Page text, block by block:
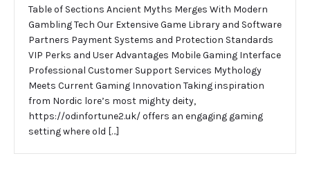
Table of Sections Ancient Myths Merges With Modern
Gambling Tech Our Extensive Game Library and Software
Partners Payment Systems and Protection Standards
VIP Perks and User Advantages Mobile Gaming Interface
Professional Customer Support Services Mythology
Meets Current Gaming Innovation Taking inspiration
from Nordic lore’s most mighty deity,
https://odinfortune2.uk/ offers an engaging gaming
setting where old […]